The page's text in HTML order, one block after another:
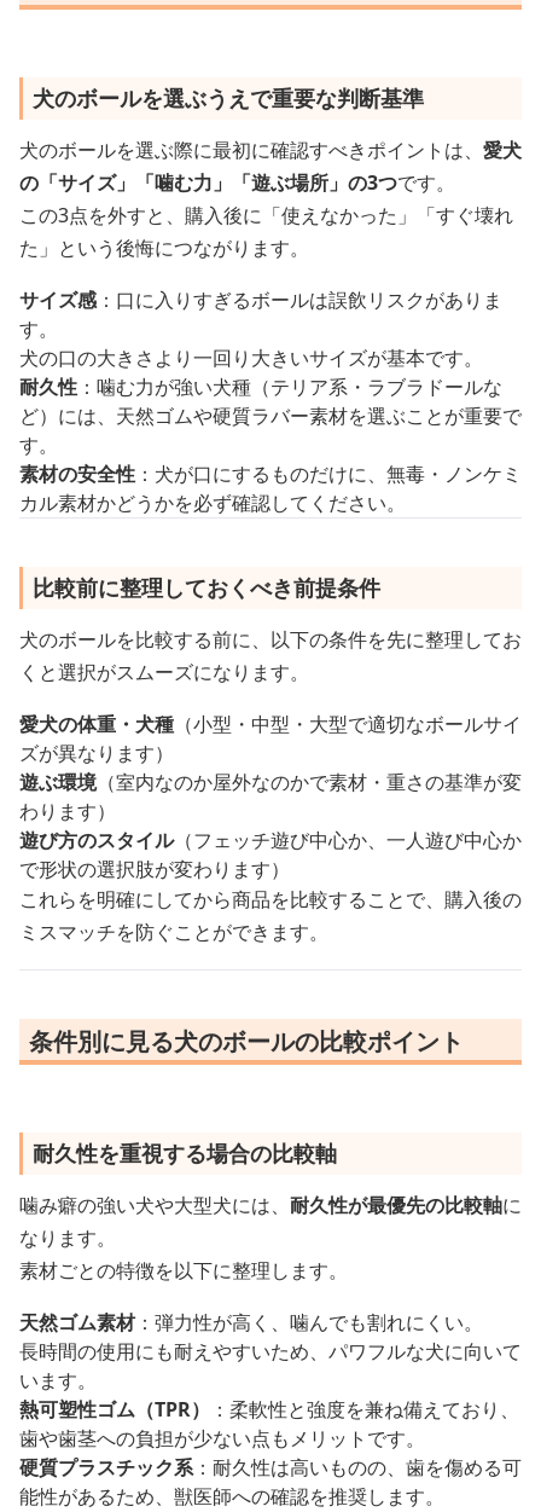
犬のボールを選ぶうえで重要な判断基準
犬のボールを選ぶ際に最初に確認すべきポイントは、 愛犬
の「サイズ」「噛む力」「遊ぶ場所」の3つです。
この3点を外すと、購入後に「使えなかった」「すぐ壊れ
た」という後悔につながります。
サイズ感：口に入りすぎるボールは誤飲リスクがありま
す。
犬の口の大きさより一回り大きいサイズが基本です。
耐久性 ：噛む力が強い犬種（テリア系・ラブラドールな
ど）には、天然ゴムや硬質ラバー素材を選ぶことが重要で
す。
素材の安全性 ：犬が口にするものだけに、無毒・ノンケミ
カル素材かどうかを必ず確認してください。
比較前に整理しておくべき前提条件
犬のボールを比較する前に、以下の条件を先に整理してお
くと選択がスムーズになります。
愛犬の体重・犬種 （小型・中型・大型で適切なボールサイ
ズが異なります）
遊ぶ環境（室内なのか屋外なのかで素材・重さの基準が変
わります）
遊び方のスタイル（フェッチ遊び中心か、一人遊び中心か
で形状の選択肢が変わります）
これらを明確にしてから商品を比較することで、購入後の
ミスマッチを防ぐことができます。
条件別に見る犬のボールの比較ポイント
耐久性を重視する場合の比較軸
噛み癖の強い犬や大型犬には、 耐久性が最優先の比較軸に
なります。
素材ごとの特徴を以下に整理します。
天然ゴム素材：弾力性が高く、噛んでも割れにくい。
長時間の使用にも耐えやすいため、パワフルな犬に向いて
います。
熱可塑性ゴム（TPR）
：柔軟性と強度を兼ね備えており、
歯や歯茎への負担が少ない点もメリットです。
硬質プラスチック系：耐久性は高いものの、歯を傷める可
能性があるため、獣医師への確認を推奨します。